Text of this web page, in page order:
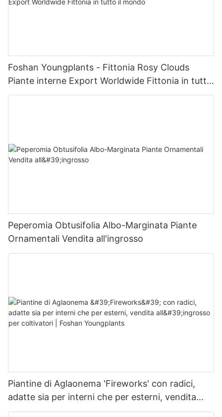
Foshan Youngplants - Fittonia Rosy Clouds
Piante interne Export Worldwide Fittonia in tutto
il mondo
Peperomia Obtusifolia Albo-Marginata Piante
Ornamentali Vendita all'ingrosso
Piantine di Aglaonema 'Fireworks' con radici,
adatte sia per interni che per esterni, vendita
all'ingrosso per coltivatori | Foshan Youngplants